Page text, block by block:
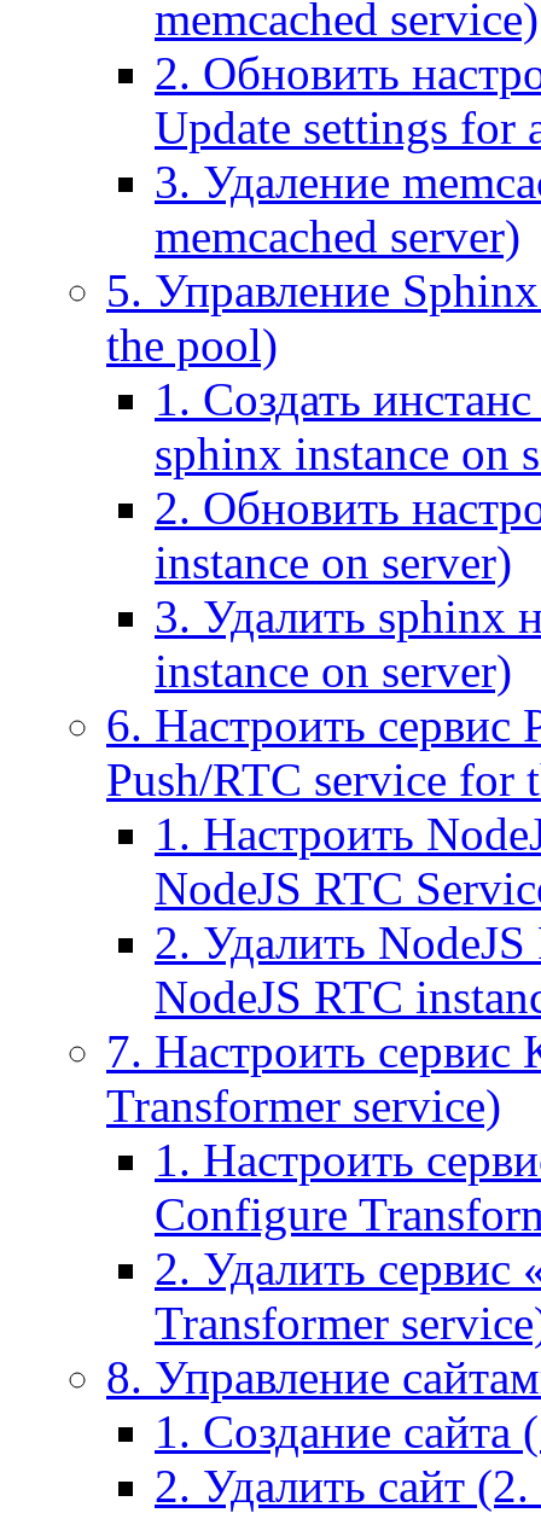
memcached service)
2. Обновить
Update settings for
3. Удаление
memcached server)
5. Управление
the pool)
1. Создать
sphinx instance on
2. Обновить
instance on server)
3. Удалить sphinx
instance on server)
6. Настроить
Push/RTC service for
1. Настроить
NodeJS RTC
2. Удалить
NodeJS RTC
7. Настроить
Transformer service)
1. Настроить
Configure
2. Удалить сервис
Transformer
8. Управление
1. Создание сайта
2. Удалить сайт